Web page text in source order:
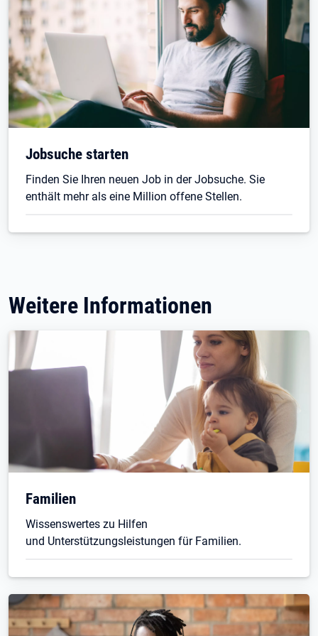
Jobsuche starten
Finden Sie Ihren neuen Job in der Jobsuche. Sie
enthält mehr als eine Million offene Stellen.
Weitere Informationen
Familien
Wissenswertes zu Hilfen
und Unterstützungsleistungen für Familien.